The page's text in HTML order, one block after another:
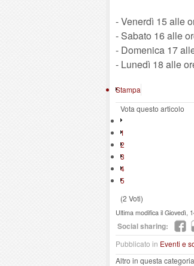
- Venerdì 15 alle
- Sabato 16 alle
- Domenica 17
- Lunedì 18 alle
Stampa
Vota questo articolo
1
2
3
4
5
(2 Voti)
Ultima modifica il Giovedì,
Social sharing:
Pubblicato in Eventi e
Altro in questa